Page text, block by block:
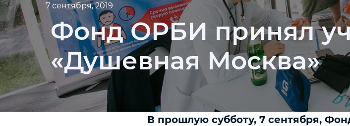
7 сентября, 2019
Фонд ОРБИ принял
«Душевная Москва»
В прошлую субботу, 7 сентября,